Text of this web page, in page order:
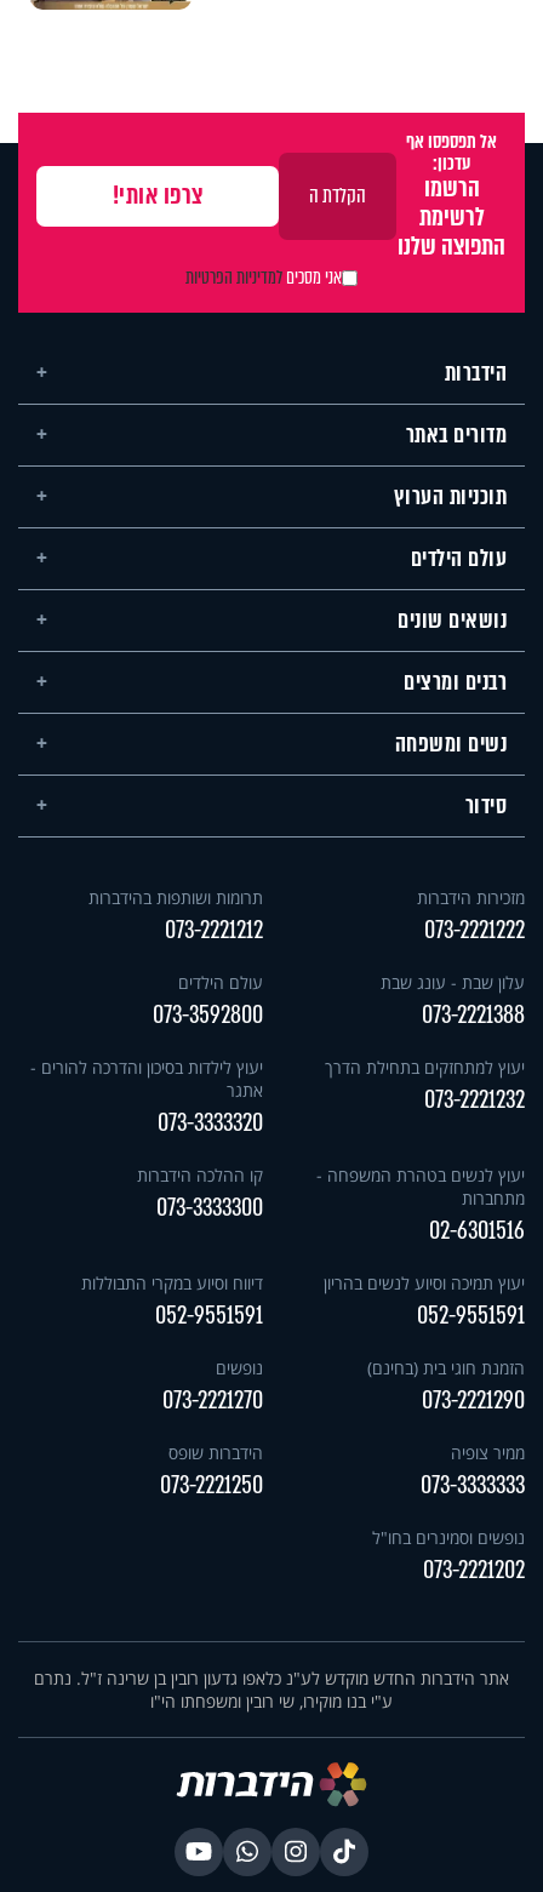
אל תפספסו אף
עדכון:
הרשמו
לרשימת
התפוצה שלנו
אני מסכיםלמדיניות הפרטיות
הידברות
מדורים באתר
תוכניות הערוץ
עולם הילדים
נושאים שונים
רבנים ומרצים
נשים ומשפחה
סידור
מזכירות הידברות
073-2221222
תרומות ושותפות בהידברות
073-2221212
עלון שבת - עונג שבת
073-2221388
עולם הילדים
073-3592800
יעוץ למתחזקים בתחילת הדרך
073-2221232
יעוץ לילדות בסיכון והדרכה להורים -
אתגר
073-3333320
יעוץ לנשים בטהרת המשפחה -
מתחברות
02-6301516
קו ההלכה הידברות
073-3333300
יעוץ תמיכה וסיוע לנשים בהריון
052-9551591
דיווח וסיוע במקרי התבוללות
052-9551591
הזמנת חוגי בית (בחינם)
073-2221290
נופשים
073-2221270
ממיר צופיה
073-3333333
הידברות שופס
073-2221250
נופשים וסמינרים בחו"ל
073-2221202
אתר הידברות החדש מוקדש לע"נ כלאפו גדעון רובין בן שרינה ז"ל. נתרם
ע"י בנו מוקירו, שי רובין ומשפחתו הי"ו